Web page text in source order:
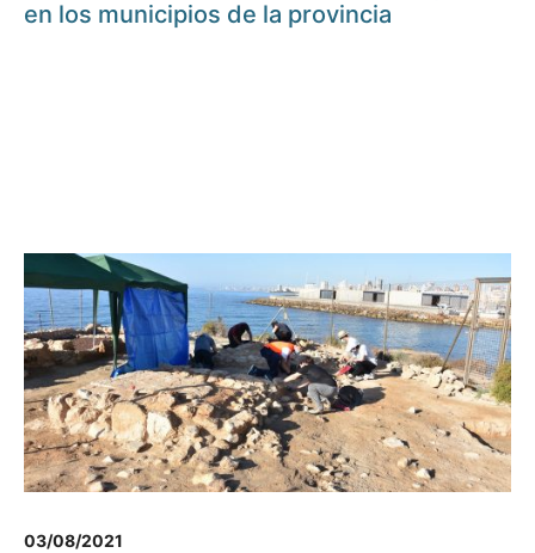
en los municipios de la provincia
03/08/2021